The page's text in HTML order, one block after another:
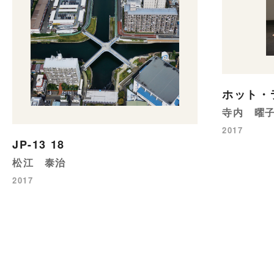
JP-13 18
松江 泰治
2017
ホット
寺内 曜
2017